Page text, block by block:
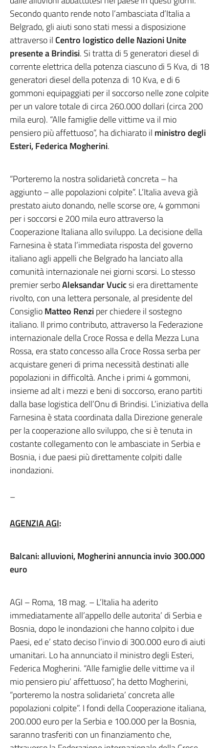
Secondo quanto rende noto l’ambasciata d’Italia a
Belgrado, gli aiuti sono stati messi a disposizione
attraverso il Centro logistico delle Nazioni Unite
presente a Brindisi. Si tratta di 5 generatori diesel di
corrente elettrica della potenza ciascuno di 5 Kva, di 18
generatori diesel della potenza di 10 Kva, e di 6
gommoni equipaggiati per il soccorso nelle zone colpite
per un valore totale di circa 260.000 dollari (circa 200
mila euro). “Alle famiglie delle vittime va il mio
pensiero più affettuoso”, ha dichiarato il ministro degli
Esteri, Federica Mogherini.
“Porteremo la nostra solidarietà concreta – ha
aggiunto – alle popolazioni colpite”. L’Italia aveva già
prestato aiuto donando, nelle scorse ore, 4 gommoni
per i soccorsi e 200 mila euro attraverso la
Cooperazione Italiana allo sviluppo. La decisione della
Farnesina è stata l’immediata risposta del governo
italiano agli appelli che Belgrado ha lanciato alla
comunità internazionale nei giorni scorsi. Lo stesso
premier serboAleksandar Vucicsi era direttamente
rivolto, con una lettera personale, al presidente del
ConsiglioMatteo Renziper chiedere il sostegno
italiano. Il primo contributo, attraverso la Federazione
internazionale della Croce Rossa e della Mezza Luna
Rossa, era stato concesso alla Croce Rossa serba per
acquistare generi di prima necessità destinati alle
popolazioni in difficoltà. Anche i primi 4 gommoni,
insieme ad alt i mezzi e beni di soccorso, erano partiti
dalla base logistica dell’Onu di Brindisi. L’iniziativa della
Farnesina è stata coordinata dalla Direzione generale
per la cooperazione allo sviluppo, che si è tenuta in
costante collegamento con le ambasciate in Serbia e
Bosnia, i due paesi più direttamente colpiti dalle
inondazioni.
–
AGENZIA AGI:
Balcani: alluvioni, Mogherini annuncia invio 300.000
euro
AGI – Roma, 18 mag. – L’Italia ha aderito
immediatamente all’appello delle autorita’ di Serbia e
Bosnia, dopo le inondazioni che hanno colpito i due
Paesi, ed e’ stato deciso l’invio di 300.000 euro di aiuti
umanitari. Lo ha annunciato il ministro degli Esteri,
Federica Mogherini. “Alle famiglie delle vittime va il
mio pensiero piu’ affettuoso”, ha detto Mogherini,
“porteremo la nostra solidarieta’ concreta alle
popolazioni colpite”. I fondi della Cooperazione italiana,
200.000 euro per la Serbia e 100.000 per la Bosnia,
saranno trasferiti con un finanziamento che,